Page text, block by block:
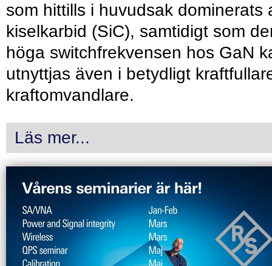
som hittills i huvudsak dominerats
kiselkarbid (SiC), samtidigt som
höga switchfrekvensen hos GaN
utnyttjas även i betydligt
kraftomvandlare.
Läs mer...